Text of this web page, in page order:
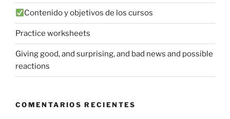
Contenido y objetivos de los cursos
Practice worksheets
Giving good, and surprising, and bad news and possible
reactions
COMENTARIOS RECIENTES